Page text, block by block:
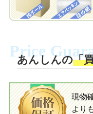
梱
入金完了
当
指
自宅でおもちゃを発送
送
当
Price
あんしんの「
現物
より